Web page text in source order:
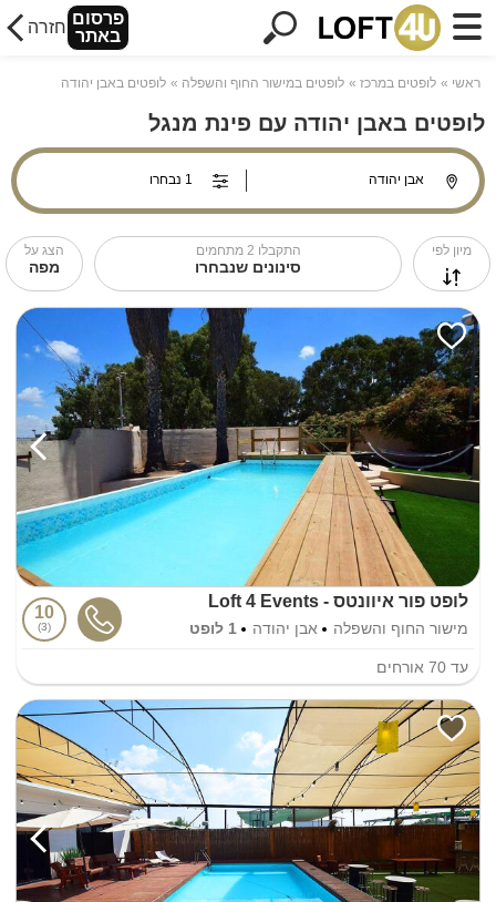
פרסום
באתר חזרה
ראשי לופטים במרכז לופטים במישור החוף והשפלה לופטים באבן יהודה
לופטים באבן יהודה עם פינת מנגל
מיון לפי התקבלו 2 מתחמים
סינונים שנבחרו
הצג על
מפה
לופט פור איוונטס - Loft 4 Events
מישור החוף והשפלה אבן יהודה 1 לופט
10
3
עד 70 אורחים